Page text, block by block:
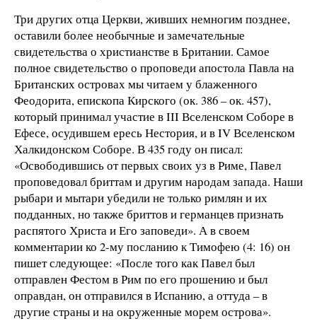
Три других отца Церкви, живших немногим позднее,
оставили более необычные и замечательные
свидетельства о христианстве в Британии. Самое
полное свидетельство о проповеди апостола Павла на
Британских островах мы читаем у блаженного
Феодорита, епископа Кирского (ок. 386 – ок. 457),
который принимал участие в III Вселенском Соборе в
Ефесе, осудившем ересь Нестория, и в IV Вселенском
Халкидонском Соборе. В 435 году он писал:
«Освободившись от первых своих уз в Риме, Павел
проповедовал бриттам и другим народам запада. Наши
рыбари и мытари убедили не только римлян и их
подданных, но также бриттов и германцев признать
распятого Христа и Его заповеди». А в своем
комментарии ко 2-му посланию к Тимофею (4: 16) он
пишет следующее: «После того как Павел был
отправлен Фестом в Рим по его прошению и был
оправдан, он отправился в Испанию, а оттуда – в
другие страны и на окруженные морем острова».